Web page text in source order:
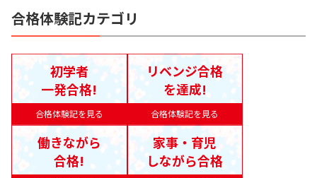
合格体験記カテゴリ
合格体験記を見る
初学者
一発合格!
合格体験記を見る
リベンジ合格
を達成!
働きながら
合格!
家事・育児
しながら合格